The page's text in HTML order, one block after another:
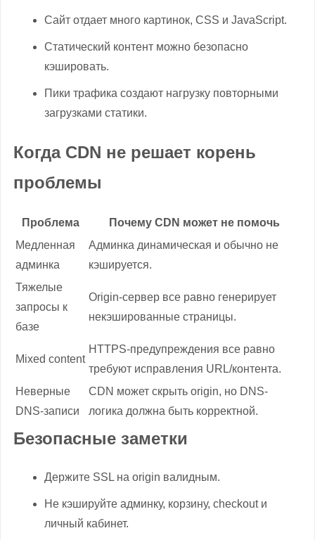
Сайт отдает много картинок, CSS и JavaScript.
Статический контент можно безопасно
кэшировать.
Пики трафика создают нагрузку повторными
загрузками статики.
Когда CDN не решает корень
проблемы
Проблема
Почему CDN может не помочь
Медленная
админка
Админка динамическая и обычно не
кэшируется.
Тяжелые
запросы к
базе
Origin-сервер все равно генерирует
некэшированные страницы.
Mixed content
HTTPS-предупреждения все равно
требуют исправления URL/контента.
Неверные
DNS-записи
CDN может скрыть origin, но DNS-
логика должна быть корректной.
Безопасные заметки
Держите SSL на origin валидным.
Не кэшируйте админку, корзину, checkout и
личный кабинет.